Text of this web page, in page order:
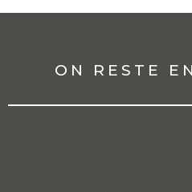
ON RESTE